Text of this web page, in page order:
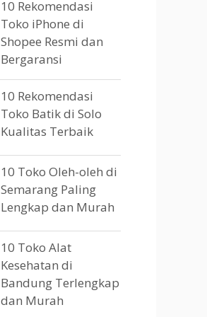
10 Rekomendasi
Toko iPhone di
Shopee Resmi dan
Bergaransi
10 Rekomendasi
Toko Batik di Solo
Kualitas Terbaik
10 Toko Oleh-oleh di
Semarang Paling
Lengkap dan Murah
10 Toko Alat
Kesehatan di
Bandung Terlengkap
dan Murah